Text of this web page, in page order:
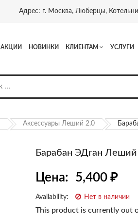
Адрес: г. Москва, Люберцы,
АКЦИИ НОВИНКИ КЛИЕНТАМ УСЛУГИ
Аксессуары Леший 2.0
Барабан ЭДган
Цена: 5,400 ₽
Availability: Нет в наличии
This product is currently out